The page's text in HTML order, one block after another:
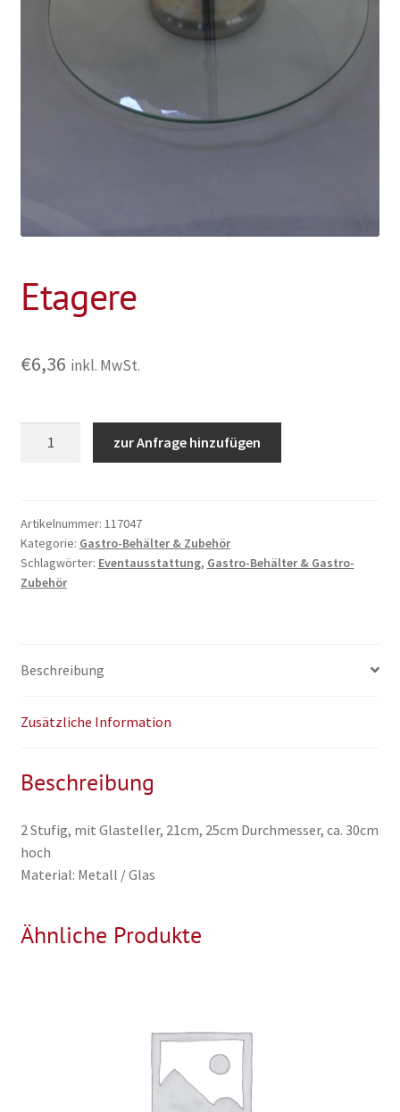
Etagere
€6,36 inkl. MwSt.
zur Anfrage hinzufügen
Artikelnummer: 117047
Kategorie: Gastro-Behälter & Zubehör
Schlagwörter: Eventausstattung, Gastro-Behälter & Gastro-
Zubehör
Beschreibung
Zusätzliche Information
Beschreibung
2 Stufig, mit Glasteller, 21cm, 25cm Durchmesser, ca. 30cm
hoch
Material: Metall / Glas
Ähnliche Produkte